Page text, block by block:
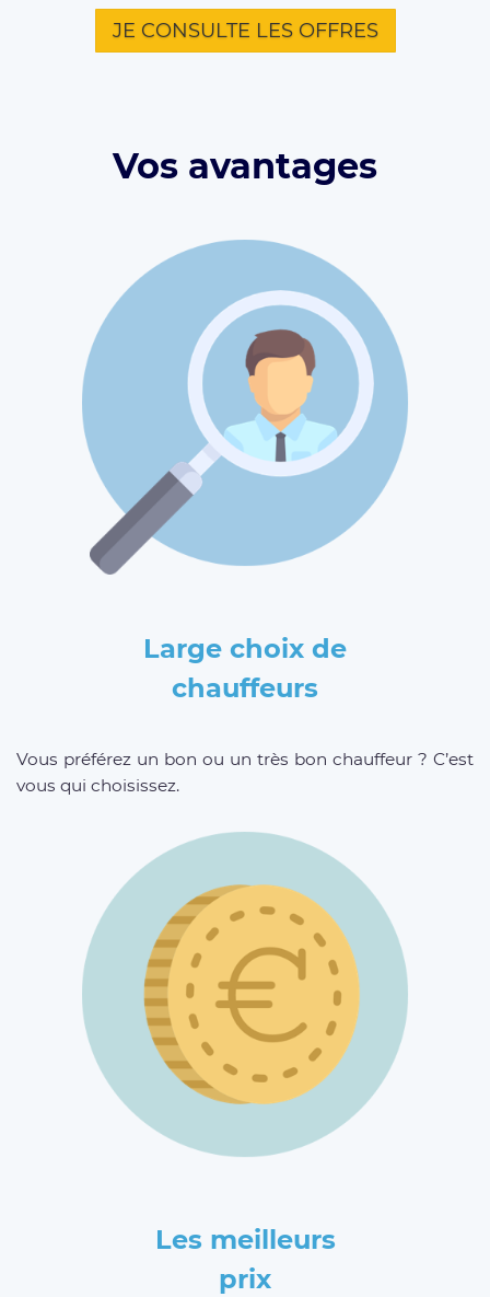
JE CONSULTE LES OFFRES
Vos avantages
Large choix de
chauffeurs
Vous préférez un bon ou un très bon chauffeur ? C’est
vous qui choisissez.
Les meilleurs
prix